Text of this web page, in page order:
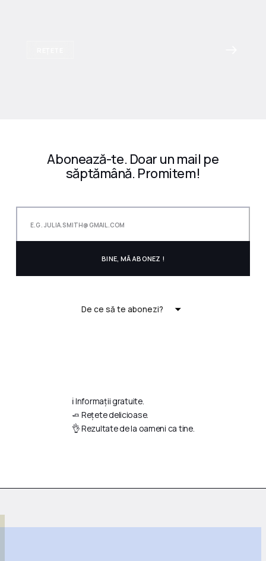
Abonează-te. Doar un mail pe
săptămână. Promitem!
De ce să te abonezi?
ℹ️ Informații gratuite.
🧈 Rețete delicioase.
👌 Rezultate de la oameni ca tine.